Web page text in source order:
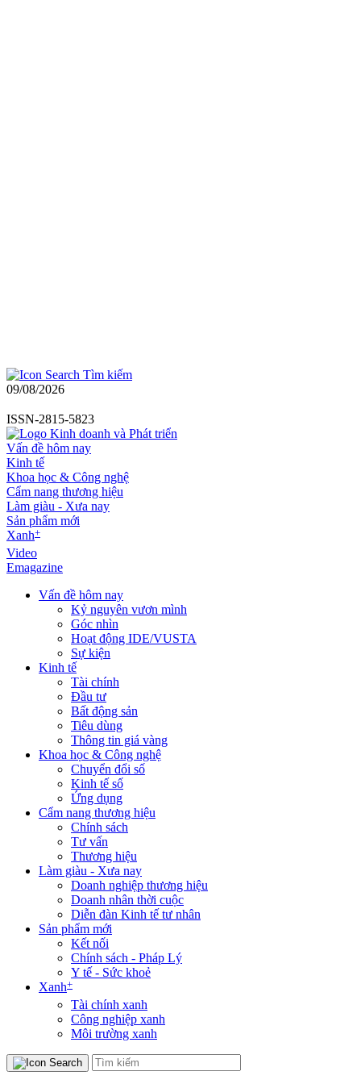
Tìm kiếm
09/08/2026
ISSN-2815-5823
Vấn đề hôm nay
Kinh tế
Khoa học & Công nghệ
Cẩm nang thương hiệu
Làm giàu - Xưa nay
Sản phẩm mới
Xanh+
Video
Emagazine
Vấn đề hôm nay
Kỷ nguyên vươn mình
Góc nhìn
Hoạt động IDE/VUSTA
Sự kiện
Kinh tế
Tài chính
Đầu tư
Bất động sản
Tiêu dùng
Thông tin giá vàng
Khoa học & Công nghệ
Chuyển đổi số
Kinh tế số
Ứng dụng
Cẩm nang thương hiệu
Chính sách
Tư vấn
Thương hiệu
Làm giàu - Xưa nay
Doanh nghiệp thương hiệu
Doanh nhân thời cuộc
Diễn đàn Kinh tế tư nhân
Sản phẩm mới
Kết nối
Chính sách - Pháp Lý
Y tế - Sức khoẻ
Xanh+
Tài chính xanh
Công nghiệp xanh
Môi trường xanh